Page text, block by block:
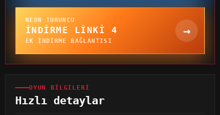
NEON TURUNCU
İNDIRME LINKI 4
EK INDIRME BAĞLANTISI
→
OYUN BILGILERI
Hızlı detaylar